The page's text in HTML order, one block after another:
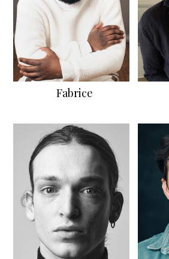
Fabrice